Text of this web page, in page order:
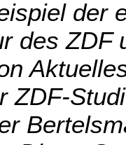
der
des ZDF
ZDF-